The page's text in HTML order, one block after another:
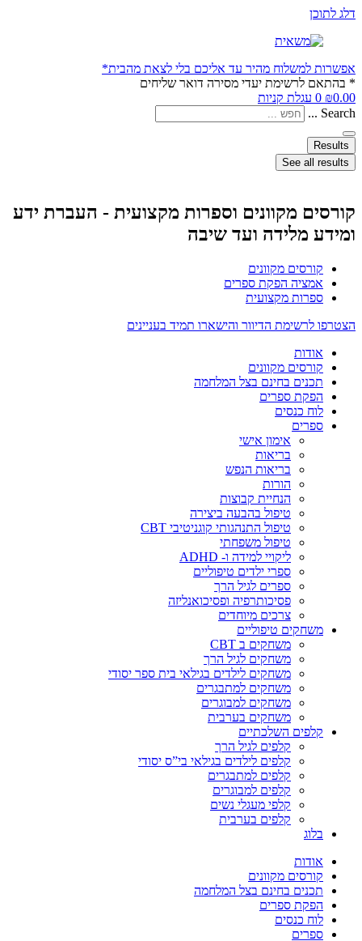
דלג לתוכן
אפשרות למשלוח מהיר עד אליכם בלי לצאת מהבית*
* בהתאם לרשימת יעדי מסירה דואר שליחים
₪0.00
0 עגלת קניות
Search ...
Results
See all results
קורסים מקוונים וספרות מקצועית - העברת ידע
ומידע מלידה ועד שיבה
קורסים מקוונים
אמציה הפקת ספרים
ספרות מקצועית
הצטרפו לרשימת הדיוור והישארו תמיד בעניינים
אודות
קורסים מקוונים
תכנים בחינם בצל המלחמה
הפקת ספרים
לוח כנסים
ספרים
אימון אישי
בריאות
בריאות הנפש
הורות
הנחיית קבוצות
טיפול בהבעה ביצירה
טיפול התנהגותי קוגניטיבי CBT
טיפול משפחתי
ליקויי למידה ו- ADHD
ספרי ילדים טיפוליים
ספרים לגיל הרך
פסיכותרפיה ופסיכואנליזה
צרכים מיוחדים
משחקים טיפוליים
משחקים ב CBT
משחקים לגיל הרך
משחקים לילדים בגילאי בית ספר יסודי
משחקים למתבגרים
משחקים למבוגרים
משחקים בערבית
קלפים השלכתיים
קלפים לגיל הרך
קלפים לילדים בגילאי בי”ס יסודי
קלפים למתבגרים
קלפים למבוגרים
קלפי מעגלי נשים
קלפים בערבית
בלוג
אודות
קורסים מקוונים
תכנים בחינם בצל המלחמה
הפקת ספרים
לוח כנסים
ספרים